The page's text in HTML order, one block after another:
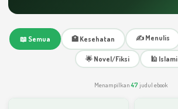
📖 Semua 🏥 Kesehatan ✍️ Menulis
🌟 Novel/Fiksi 🕌 Islami
Menampilkan47 judul ebook